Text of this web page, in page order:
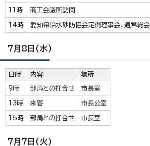
11時 商工会議所訪問
14時 愛知県治水砂防協会定例理事会、通常総会
7月8日(水)
日時 内容 場所
9時 部局との打合せ 市長室
13時 来客 市長公室
15時 部局との打合せ 市長室
7月7日(火)